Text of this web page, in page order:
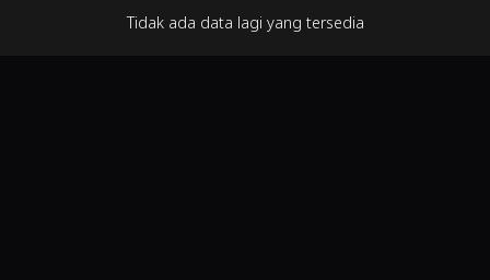
Tidak ada data lagi yang tersedia